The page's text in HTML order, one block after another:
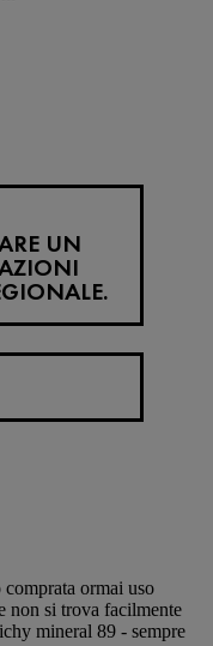
UN
ormai uso
non si trova facilmente
mineral 89 - sempre